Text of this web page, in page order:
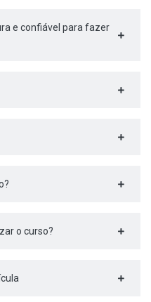
e confiável para fazer
o curso?